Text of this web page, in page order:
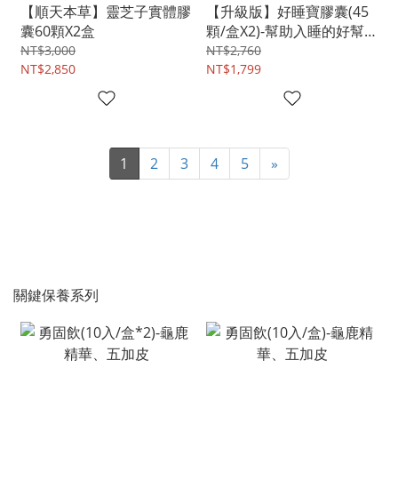
【順天本草】靈芝子實體膠
囊60顆X2盒
NT$3,000
NT$2,850
【升級版】好睡寶膠囊(45
顆/盒X2)-幫助入睡的好幫
手
NT$2,760
NT$1,799
1 2 3 4 5 »
關鍵保養系列